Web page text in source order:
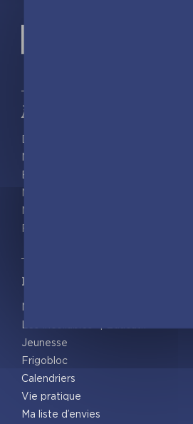
À propos
Découvrir playBac
Nos actualités
Espace pro
Nous rejoindre
Nous contacter
Foreign rights
Notre catalogue
Nos nouveautés
Jeunesse
Frigobloc
Calendriers
Vie pratique
Ma liste d’envies